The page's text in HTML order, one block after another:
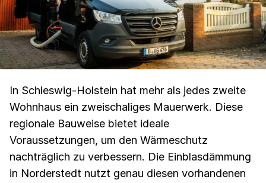
In Schleswig-Holstein hat mehr als jedes zweite
Wohnhaus ein zweischaliges Mauerwerk. Diese
regionale Bauweise bietet ideale
Voraussetzungen, um den Wärmeschutz
nachträglich zu verbessern. Die Einblasdämmung
in Norderstedt nutzt genau diesen vorhandenen